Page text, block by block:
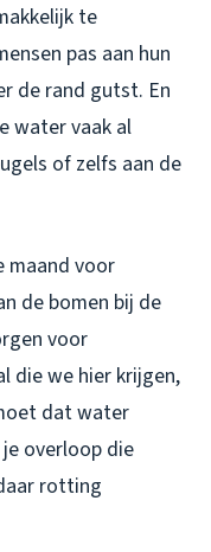
te
pas aan hun
de rand gutst. En
water vaak al
of zelfs aan de
maand voor
de bomen bij de
voor
die we hier krijgen,
dat water
overloop die
rotting